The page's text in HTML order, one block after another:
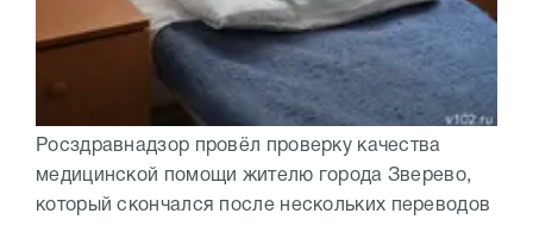
Росздравнадзор провёл проверку качества
медицинской помощи жителю города Зверево,
который скончался после нескольких переводов